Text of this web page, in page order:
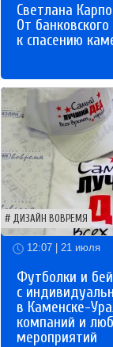
Светлана
От
к спасению
ДИЗАЙН ВОВРЕМЯ
12:07 | 21 июля
Футболки и
с
в Каменске-
компаний и
мероприятий